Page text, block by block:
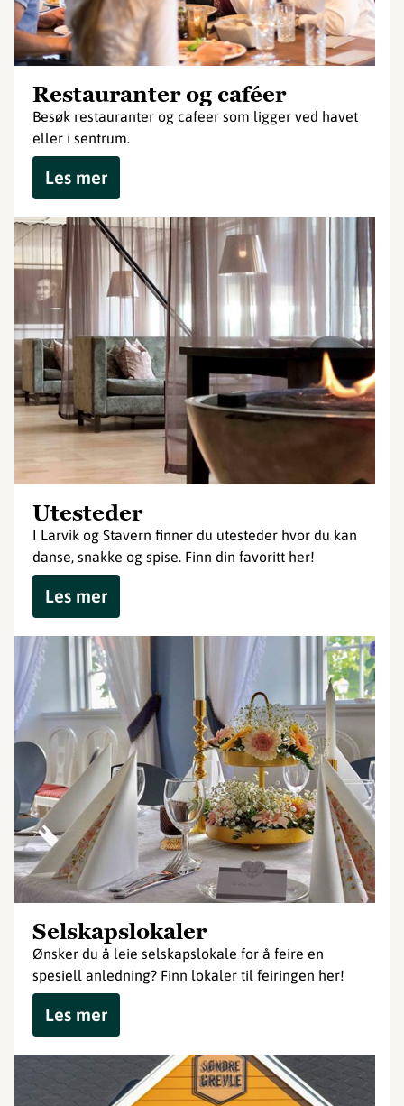
Restauranter og caféer
Besøk restauranter og cafeer som ligger ved havet
eller i sentrum.
Les mer
Utesteder
I Larvik og Stavern finner du utesteder hvor du kan
danse, snakke og spise. Finn din favoritt her!
Les mer
Selskapslokaler
Ønsker du å leie selskapslokale for å feire en
spesiell anledning? Finn lokaler til feiringen her!
Les mer